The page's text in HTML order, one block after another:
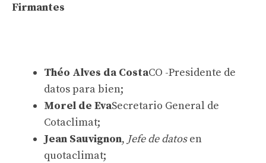
Firmantes
Théo Alves da CostaCO -Presidente de
datos para bien;
Morel de EvaSecretario General de
Cotaclimat;
Jean Sauvignon, Jefe de datosen
quotaclimat;